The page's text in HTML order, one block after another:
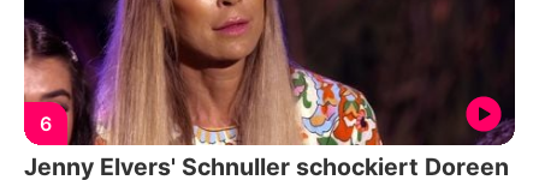
6
Jenny Elvers' Schnuller schockiert Doreen